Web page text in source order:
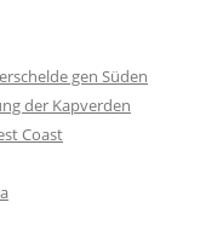
gen Süden
der Kapverden
Coast